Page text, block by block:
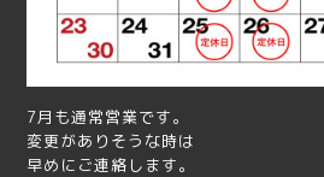
7月も通常営業です。
変更がありそうな時は
早めにご連絡します。